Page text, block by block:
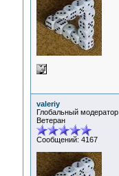
valeriy
Глобальный модератор
Ветеран
Сообщений: 4167